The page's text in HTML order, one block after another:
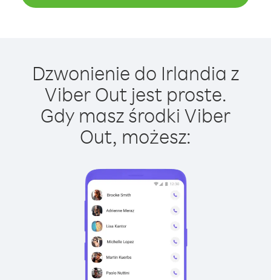
Dzwonienie do Irlandia z
Viber Out jest proste.
Gdy masz środki Viber
Out, możesz: